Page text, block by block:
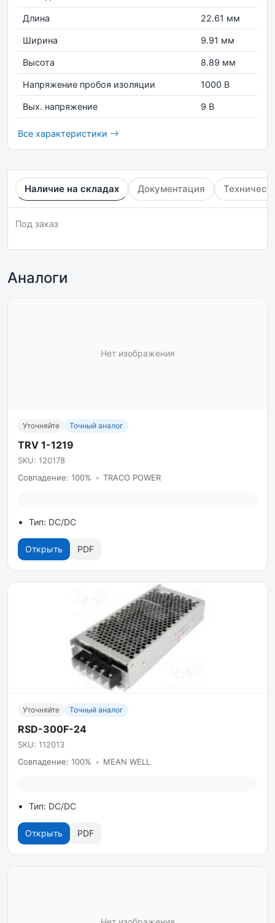
Длина 22.61 мм
Ширина 9.91 мм
Высота 8.89 мм
Напряжение пробоя изоляции 1000 В
Вых. напряжение 9 В
Все характеристики
Наличие на складах Документация
Под заказ
Аналоги
Нет изображения
Уточняйте Точный аналог
TRV 1-1219
SKU: 120178
Совпадение: 100% • TRACO POWER
Тип: DC/DC
Открыть PDF
Уточняйте Точный аналог
RSD-300F-24
SKU: 112013
Совпадение: 100% • MEAN WELL
Тип: DC/DC
Открыть PDF